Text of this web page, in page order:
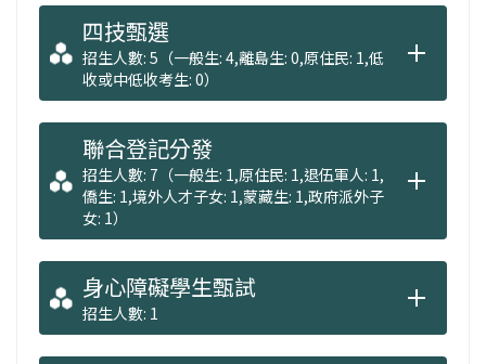
四技甄選
招生人數: 5（一般生: 4,離島生: 0,原住民: 1,低
收或中低收考生: 0）
聯合登記分發
招生人數: 7（一般生: 1,原住民: 1,退伍軍人: 1,
僑生: 1,境外人才子女: 1,蒙藏生: 1,政府派外子
女: 1）
身心障礙學生甄試
招生人數: 1